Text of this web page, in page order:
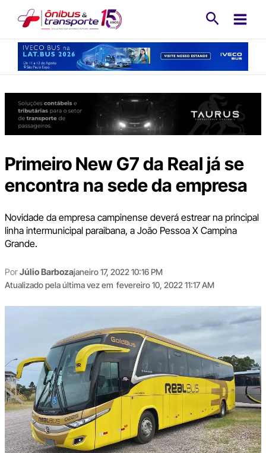
conteúdo
Primeiro New G7 da Real já se
encontra na sede da empresa
Novidade da empresa campinense deverá estrear na principal
linha intermunicipal paraibana, a João Pessoa X Campina
Grande.
PorJúlio Barbozajaneiro 17, 2022 10:16 PM
Atualizado pela última vez em fevereiro 10, 2022 11:17 AM